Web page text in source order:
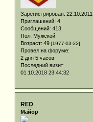
Зарегистрирован: 22.10.2011
Приглашений: 4
Сообщений: 413
Пол: Мужской
Возраст: 49 [1977-03-22]
Провел на форуме:
2 дня 5 часов
Последний визит:
01.10.2018 23:44:32
RED
Майор